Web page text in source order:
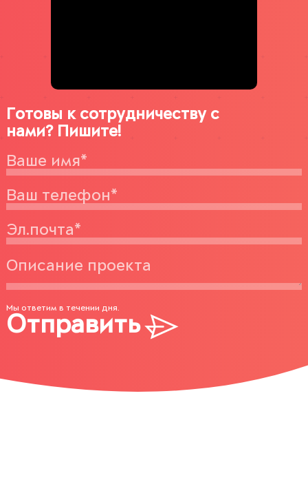
Готовы к сотрудничеству с
нами? Пишите!
Мы ответим в течении дня.
Отправить